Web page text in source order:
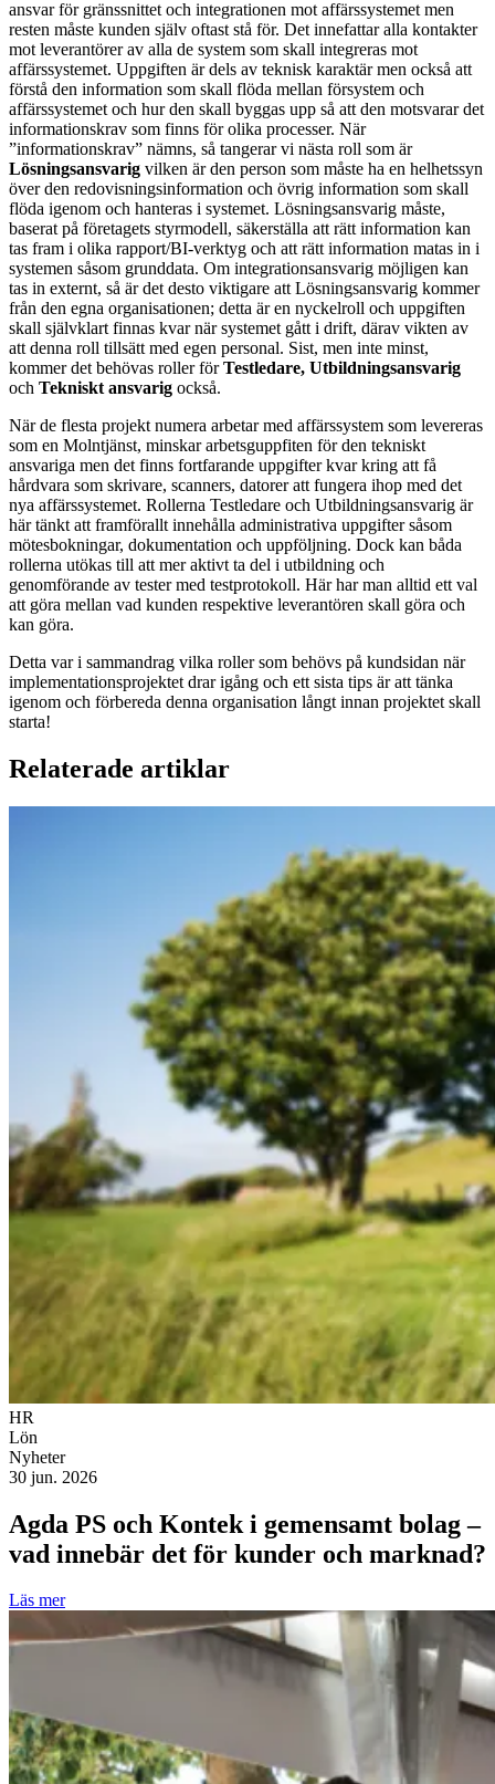
ansvar för gränssnittet och integrationen mot affärssystemet men
resten måste kunden själv oftast stå för. Det innefattar alla kontakter
mot leverantörer av alla de system som skall integreras mot
affärssystemet. Uppgiften är dels av teknisk karaktär men också att
förstå den information som skall flöda mellan försystem och
affärssystemet och hur den skall byggas upp så att den motsvarar det
informationskrav som finns för olika processer. När
”informationskrav” nämns, så tangerar vi nästa roll som är
Lösningsansvarig vilken är den person som måste ha en helhetssyn
över den redovisningsinformation och övrig information som skall
flöda igenom och hanteras i systemet. Lösningsansvarig måste,
baserat på företagets styrmodell, säkerställa att rätt information kan
tas fram i olika rapport/BI-verktyg och att rätt information matas in i
systemen såsom grunddata. Om integrationsansvarig möjligen kan
tas in externt, så är det desto viktigare att Lösningsansvarig kommer
från den egna organisationen; detta är en nyckelroll och uppgiften
skall självklart finnas kvar när systemet gått i drift, därav vikten av
att denna roll tillsätt med egen personal. Sist, men inte minst,
kommer det behövas roller förTestledare, Utbildningsansvarig
och Tekniskt ansvarig också.
När de flesta projekt numera arbetar med affärssystem som levereras
som en Molntjänst, minskar arbetsguppfiten för den tekniskt
ansvariga men det finns fortfarande uppgifter kvar kring att få
hårdvara som skrivare, scanners, datorer att fungera ihop med det
nya affärssystemet. Rollerna Testledare och Utbildningsansvarig är
här tänkt att framförallt innehålla administrativa uppgifter såsom
mötesbokningar, dokumentation och uppföljning. Dock kan båda
rollerna utökas till att mer aktivt ta del i utbildning och
genomförande av tester med testprotokoll. Här har man alltid ett val
att göra mellan vad kunden respektive leverantören skall göra och
kan göra.
Detta var i sammandrag vilka roller som behövs på kundsidan när
implementationsprojektet drar igång och ett sista tips är att tänka
igenom och förbereda denna organisation långt innan projektet skall
starta!
Relaterade artiklar
HR
Lön
Nyheter
30 jun. 2026
Agda PS och Kontek i gemensamt bolag –
vad innebär det för kunder och marknad?
Läs mer